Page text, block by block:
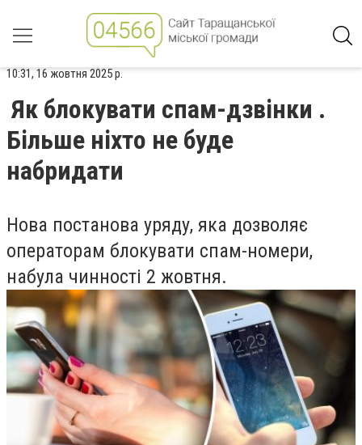
10:31, 16 жовтня 2025 р.
Як блокувати спам-дзвінки .
Більше ніхто не буде
набридати
Нова постанова уряду, яка дозволяє
операторам блокувати спам-номери,
набула чинності 2 жовтня.